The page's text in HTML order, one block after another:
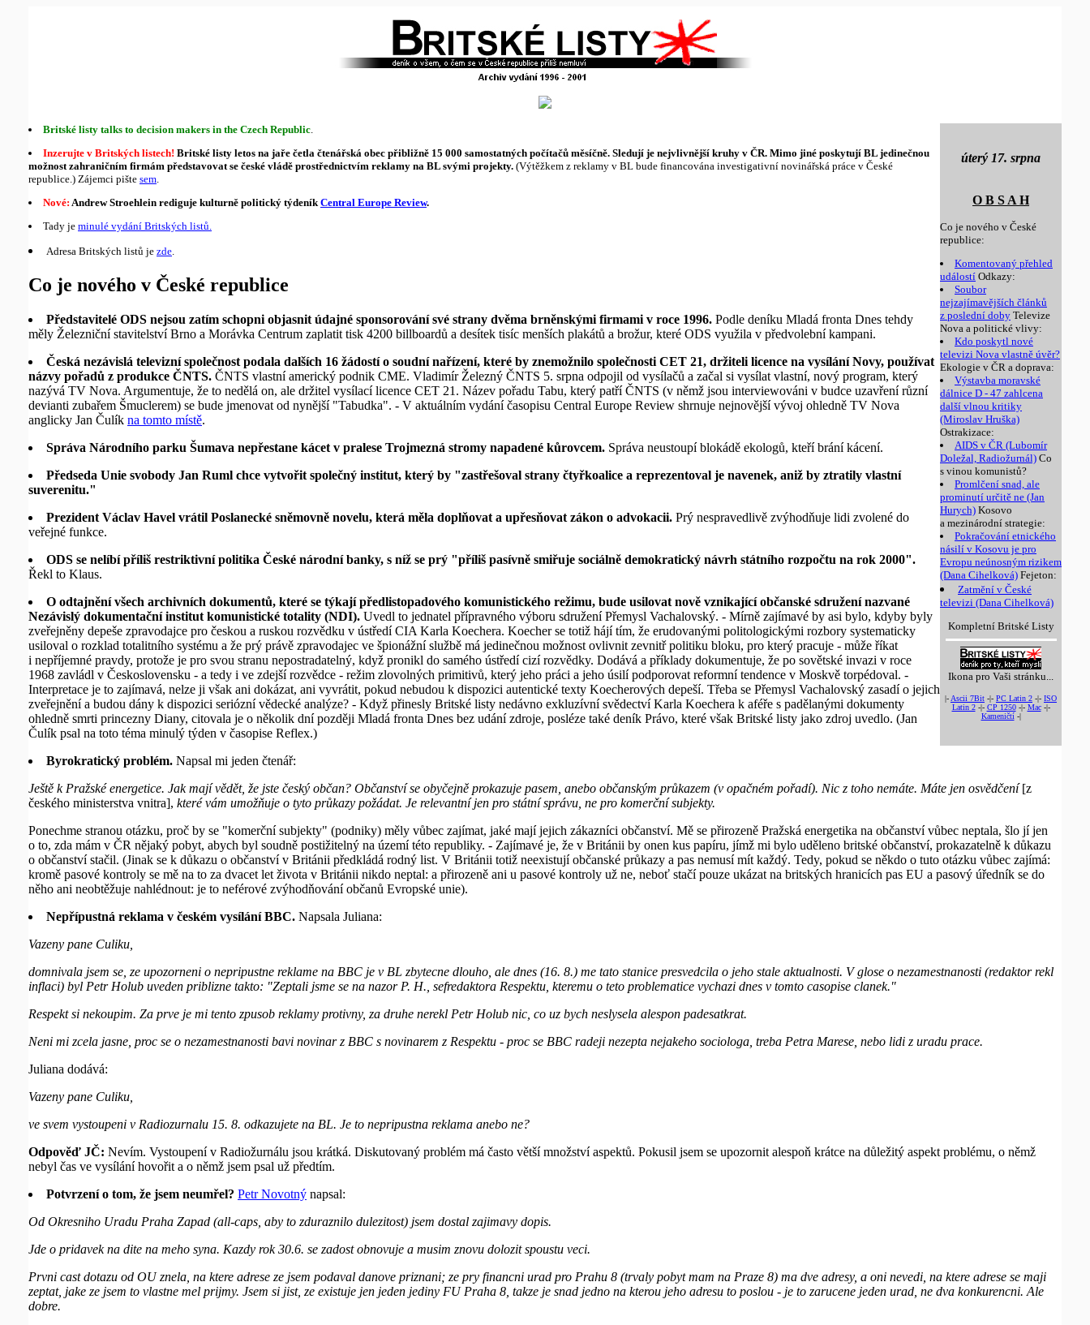
úterý 17. srpna
O B S A H
Co je nového v České
republice:
Komentovaný přehled
událostí Odkazy:
Soubor
nejzajímavějších článků
z poslední doby Televize
Nova a politické vlivy:
Kdo poskytl nové
televizi Nova vlastně úvěr?
Ekologie v ČR a doprava:
Výstavba moravské
dálnice D - 47 zahlcena
další vlnou kritiky
(Miroslav Hruška)
Ostrakizace:
AIDS v ČR (Lubomír
Doležal, Radiožurnál) Co
s vinou komunistů?
Promlčení snad, ale
prominutí určitě ne (Jan
Hurych) Kosovo
a mezinárodní strategie:
Pokračování etnického
násilí v Kosovu je pro
Evropu neúnosným rizikem
(Dana Cihelková) Fejeton:
Zatmění v České
televizi (Dana Cihelková)
Kompletní Britské Listy
Ikona pro Vaši stránku...
|- Ascii 7Bit -|- PC Latin 2 -|- ISO
Latin 2-|- CP 1250-|- Mac-|-
Kameničtí-|
Britské listy talks to decision makers in the Czech Republic.
Inzerujte v Britských listech! Britské listy letos na jaře četla čtenářská obec přibližně 15 000 samostatných počítačů měsíčně. Sledují je nejvlivnější kruhy v ČR. Mimo jiné poskytují BL jedinečnou
možnost zahraničním firmám představovat se české vládě prostřednictvím reklamy na BL svými projekty. (Výtěžkem z reklamy v BL bude financována investigativní novinářská práce v České
republice.) Zájemci pište sem.
Nové: Andrew Stroehlein rediguje kulturně politický týdeníkCentral Europe Review.
Tady je minulé vydání Britských listů.
Adresa Britských listů je zde.
Co je nového v České republice
Představitelé ODS nejsou zatím schopni objasnit údajné sponsorování své strany dvěma brněnskými firmami v roce 1996. Podle deníku Mladá fronta Dnes tehdy
měly Železniční stavitelství Brno a Morávka Centrum zaplatit tisk 4200 billboardů a desítek tisíc menších plakátů a brožur, které ODS využila v předvolební kampani.
Česká nezávislá televizní společnost podala dalších 16 žádostí o soudní nařízení, které by znemožnilo společnosti CET 21, držiteli licence na vysílání Novy, používat
názvy pořadů z produkce ČNTS. ČNTS vlastní americký podnik CME. Vladimír Železný ČNTS 5. srpna odpojil od vysílačů a začal si vysílat vlastní, nový program, který
nazývá TV Nova. Argumentuje, že to nedělá on, ale držitel vysílací licence CET 21. Název pořadu Tabu, který patří ČNTS (v němž jsou interviewováni v budce uzavření různí
devianti zubařem Šmuclerem) se bude jmenovat od nynější "Tabudka". - V aktuálním vydání časopisu Central Europe Review shrnuje nejnovější vývoj ohledně TV Nova
anglicky Jan Čulík na tomto místě.
Správa Národního parku Šumava nepřestane kácet v pralese Trojmezná stromy napadené kůrovcem. Správa neustoupí blokádě ekologů, kteří brání kácení.
Předseda Unie svobody Jan Ruml chce vytvořit společný institut, který by "zastřešoval strany čtyřkoalice a reprezentoval je navenek, aniž by ztratily vlastní
suverenitu."
Prezident Václav Havel vrátil Poslanecké sněmovně novelu, která měla doplňovat a upřesňovat zákon o advokacii. Prý nespravedlivě zvýhodňuje lidi zvolené do
veřejné funkce.
ODS se nelíbí příliš restriktivní politika České národní banky, s níž se prý "příliš pasívně smiřuje sociálně demokratický návrh státního rozpočtu na rok 2000".
Řekl to Klaus.
O odtajnění všech archivních dokumentů, které se týkají předlistopadového komunistického režimu, bude usilovat nově vznikající občanské sdružení nazvané
Nezávislý dokumentační institut komunistické totality (NDI). Uvedl to jednatel přípravného výboru sdružení Přemysl Vachalovský. - Mírně zajímavé by asi bylo, kdyby byly
zveřejněny depeše zpravodajce pro českou a ruskou rozvědku v ústředí CIA Karla Koechera. Koecher se totiž hájí tím, že erudovanými politologickými rozbory systematicky
usiloval o rozklad totalitního systému a že prý právě zpravodajec ve špionážní službě má jedinečnou možnost ovlivnit zevnitř politiku bloku, pro který pracuje - může říkat
i nepříjemné pravdy, protože je pro svou stranu nepostradatelný, když pronikl do samého ústředí cizí rozvědky. Dodává a příklady dokumentuje, že po sovětské invazi v roce
1968 zavládl v Československu - a tedy i ve zdejší rozvědce - režim zlovolných primitivů, který jeho práci a jeho úsilí podporovat reformní tendence v Moskvě torpédoval. -
Interpretace je to zajímavá, nelze ji však ani dokázat, ani vyvrátit, pokud nebudou k dispozici autentické texty Koecherových depeší. Třeba se Přemysl Vachalovský zasadí o jejich
zveřejnění a budou dány k dispozici seriózní vědecké analýze? - Když přinesly Britské listy nedávno exkluzívní svědectví Karla Koechera k aféře s padělanými dokumenty
ohledně smrti princezny Diany, citovala je o několik dní později Mladá fronta Dnes bez udání zdroje, posléze také deník Právo, které však Britské listy jako zdroj uvedlo. (Jan
Čulík psal na toto téma minulý týden v časopise Reflex.)
Byrokratický problém. Napsal mi jeden čtenář:
Ještě k Pražské energetice. Jak mají vědět, že jste český občan? Občanství se obyčejně prokazuje pasem, anebo občanským průkazem (v opačném pořadí). Nic z toho nemáte. Máte jen osvědčení[z
českého ministerstva vnitra], které vám umožňuje o tyto průkazy požádat. Je relevantní jen pro státní správu, ne pro komerční subjekty.
Ponechme stranou otázku, proč by se "komerční subjekty" (podniky) měly vůbec zajímat, jaké mají jejich zákazníci občanství. Mě se přirozeně Pražská energetika na občanství vůbec neptala, šlo jí jen
o to, zda mám v ČR nějaký pobyt, abych byl soudně postižitelný na území této republiky. - Zajímavé je, že v Británii by onen kus papíru, jímž mi bylo uděleno britské občanství, prokazatelně k důkazu
o občanství stačil. (Jinak se k důkazu o občanství v Británii předkládá rodný list. V Británii totiž neexistují občanské průkazy a pas nemusí mít každý. Tedy, pokud se někdo o tuto otázku vůbec zajímá:
kromě pasové kontroly se mě na to za dvacet let života v Británii nikdo neptal: a přirozeně ani u pasové kontroly už ne, neboť stačí pouze ukázat na britských hranicích pas EU a pasový úředník se do
něho ani neobtěžuje nahlédnout: je to neférové zvýhodňování občanů Evropské unie).
Nepřípustná reklama v českém vysílání BBC. Napsala Juliana:
Vazeny pane Culiku,
domnivala jsem se, ze upozorneni o nepripustne reklame na BBC je v BL zbytecne dlouho, ale dnes (16. 8.) me tato stanice presvedcila o jeho stale aktualnosti. V glose o nezamestnanosti (redaktor rekl
inflaci) byl Petr Holub uveden priblizne takto: "Zeptali jsme se na nazor P. H., sefredaktora Respektu, kteremu o teto problematice vychazi dnes v tomto casopise clanek."
Respekt si nekoupim. Za prve je mi tento zpusob reklamy protivny, za druhe nerekl Petr Holub nic, co uz bych neslysela alespon padesatkrat.
Neni mi zcela jasne, proc se o nezamestnanosti bavi novinar z BBC s novinarem z Respektu - proc se BBC radeji nezepta nejakeho sociologa, treba Petra Marese, nebo lidi z uradu prace.
Juliana dodává:
Vazeny pane Culiku,
ve svem vystoupeni v Radiozurnalu 15. 8. odkazujete na BL. Je to nepripustna reklama anebo ne?
Odpověď JČ: Nevím. Vystoupení v Radiožurnálu jsou krátká. Diskutovaný problém má často větší množství aspektů. Pokusil jsem se upozornit alespoň krátce na důležitý aspekt problému, o němž
nebyl čas ve vysílání hovořit a o němž jsem psal už předtím.
Potvrzení o tom, že jsem neumřel? Petr Novotný napsal:
Od Okresniho Uradu Praha Zapad (all-caps, aby to zduraznilo dulezitost) jsem dostal zajimavy dopis.
Jde o pridavek na dite na meho syna. Kazdy rok 30.6. se zadost obnovuje a musim znovu dolozit spoustu veci.
Prvni cast dotazu od OU znela, na ktere adrese ze jsem podaval danove priznani; ze pry financni urad pro Prahu 8 (trvaly pobyt mam na Praze 8) ma dve adresy, a oni nevedi, na ktere adrese se maji
zeptat, jake ze jsem to vlastne mel prijmy. Jsem si jist, ze existuje jen jeden jediny FU Praha 8, takze je snad jedno na kterou jeho adresu to poslou - je to zarucene jeden urad, ne dva konkurencni. Ale
dobre.